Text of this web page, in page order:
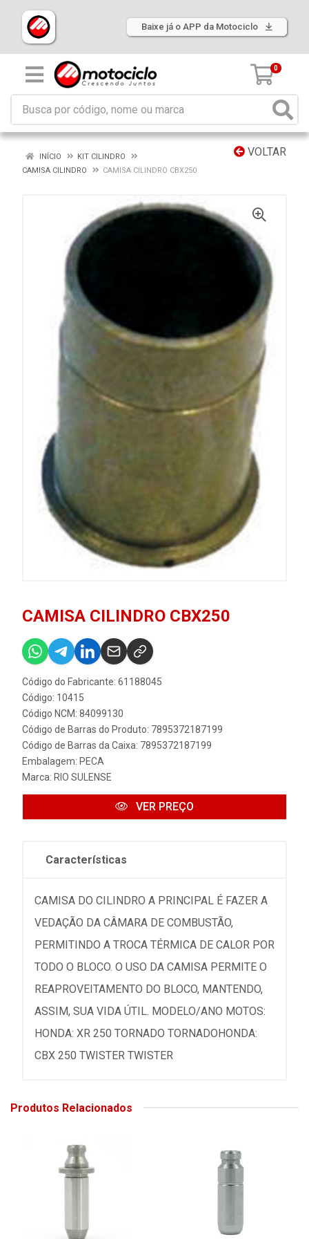
Baixe já o APP da Motociclo
0
VOLTAR
INÍCIO
KIT CILINDRO
CAMISA CILINDRO
CAMISA CILINDRO CBX250
CAMISA CILINDRO CBX250
Código do Fabricante: 61188045
Código: 10415
Código NCM: 84099130
Código de Barras do Produto: 7895372187199
Código de Barras da Caixa: 7895372187199
Embalagem: PECA
Marca: RIO SULENSE
VER PREÇO
Características
CAMISA DO CILINDRO A PRINCIPAL É FAZER A
VEDAÇÃO DA CÂMARA DE COMBUSTÃO,
PERMITINDO A TROCA TÉRMICA DE CALOR POR
TODO O BLOCO. O USO DA CAMISA PERMITE O
REAPROVEITAMENTO DO BLOCO, MANTENDO,
ASSIM, SUA VIDA ÚTIL. MODELO/ANO MOTOS:
HONDA: XR 250 TORNADO TORNADOHONDA:
CBX 250 TWISTER TWISTER
Produtos Relacionados